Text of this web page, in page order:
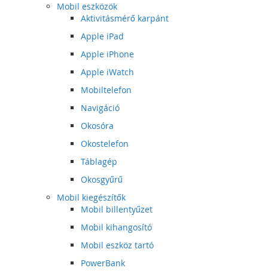
Mobil eszközök
Aktivitásmérő karpánt
Apple iPad
Apple iPhone
Apple iWatch
Mobiltelefon
Navigáció
Okosóra
Okostelefon
Táblagép
Okosgyűrű
Mobil kiegészítők
Mobil billentyűzet
Mobil kihangosító
Mobil eszköz tartó
PowerBank